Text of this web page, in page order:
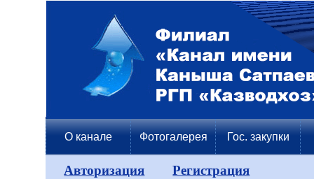
О канале Фотогалерея Гос. закупки
Авторизация Регистрация